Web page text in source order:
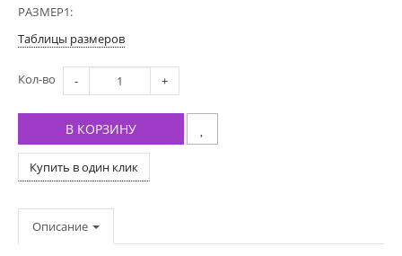
РАЗМЕР1:
Таблицы размеров
Кол-во - +
В КОРЗИНУ
Купить в один клик
Описание